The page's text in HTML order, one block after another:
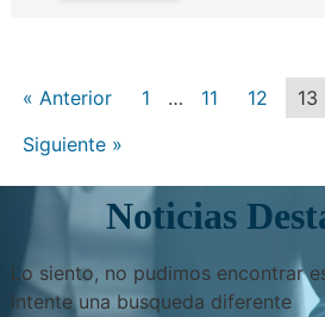
« Anterior 1 … 11 12 13
Siguiente »
Noticias
Lo siento, no pudimos encontrar
intente una busqueda diferente